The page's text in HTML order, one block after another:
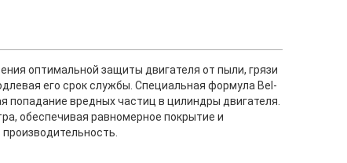
оптимальной защиты двигателя от пыли, грязи
его срок службы. Специальная формула Bel-
вредных частиц в цилиндры двигателя.
обеспечивая равномерное покрытие и